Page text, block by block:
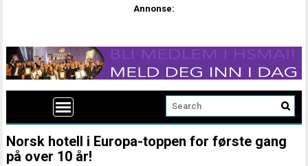
Annonse:
Norsk hotell i Europa-toppen for første gang
på over 10 år!